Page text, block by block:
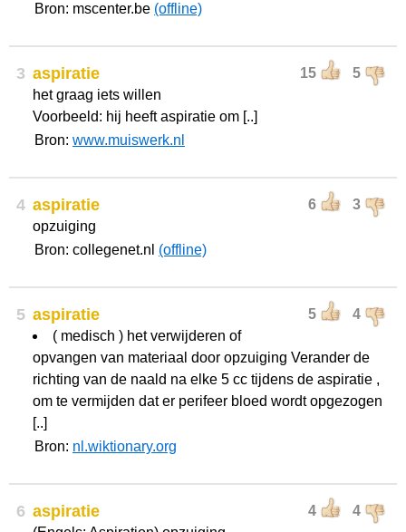
Bron: mscenter.be (offline)
3 15 5
aspiratie
het graag iets willen
Voorbeeld: hij heeft aspiratie om [..]
Bron: www.muiswerk.nl
4 6 3
aspiratie
opzuiging
Bron: collegenet.nl (offline)
5 5 4
aspiratie
( medisch ) het verwijderen of
opvangen van materiaal door opzuiging Verander de
richting van de naald na elke 5 cc tijdens de aspiratie ,
om te vermijden dat er perifeer bloed wordt opgezogen
[..]
Bron: nl.wiktionary.org
6 4 4
aspiratie